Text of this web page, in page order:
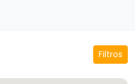
Filtros